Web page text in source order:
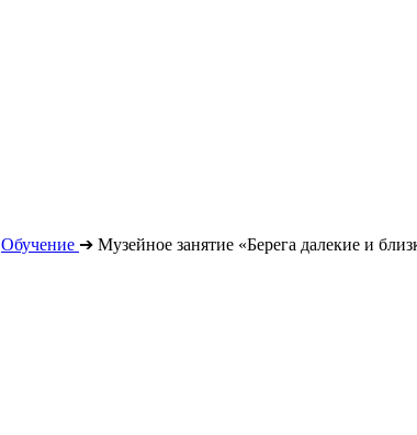
Обучение ➔ Музейное занятие «Берега далекие и